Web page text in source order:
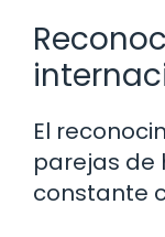
El
parejas de
constante